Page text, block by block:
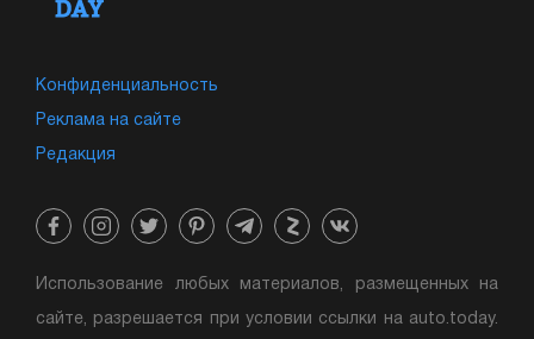
Конфиденциальность
Реклама на сайте
Редакция
Использование любых материалов, размещенных на
сайте, разрешается при условии ссылки на auto.today.